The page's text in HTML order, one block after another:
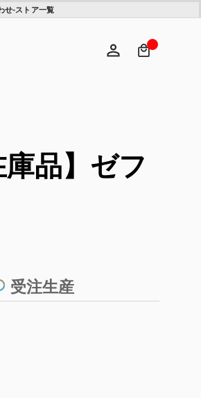
せ-ストア一覧
検索ヘ
ーブル - Herman Miller X
¥154,000 ¥100,100
庫品】ゼフ
受注生産